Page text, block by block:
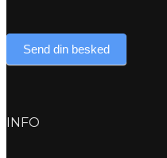
Send din besked
INFO